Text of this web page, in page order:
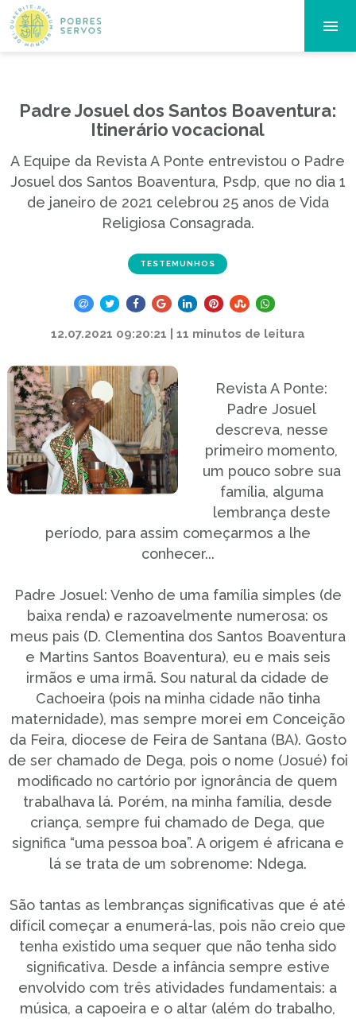
Padre Josuel dos Santos Boaventura:
Itinerário vocacional
A Equipe da Revista A Ponte entrevistou o Padre
Josuel dos Santos Boaventura, Psdp, que no dia 1
de janeiro de 2021 celebrou 25 anos de Vida
Religiosa Consagrada.
TESTEMUNHOS
12.07.2021 09:20:21 | 11 minutos de leitura
Revista A Ponte:
Padre Josuel
descreva, nesse
primeiro momento,
um pouco sobre sua
família, alguma
lembrança deste
período, para assim começarmos a lhe
conhecer...
Padre Josuel: Venho de uma família simples (de
baixa renda) e razoavelmente numerosa: os
meus pais (D. Clementina dos Santos Boaventura
e Martins Santos Boaventura), eu e mais seis
irmãos e uma irmã. Sou natural da cidade de
Cachoeira (pois na minha cidade não tinha
maternidade), mas sempre morei em Conceição
da Feira, diocese de Feira de Santana (BA). Gosto
de ser chamado de Dega, pois o nome (Josué) foi
modificado no cartório por ignorância de quem
trabalhava lá. Porém, na minha família, desde
criança, sempre fui chamado de Dega, que
significa “uma pessoa boa”. A origem é africana e
lá se trata de um sobrenome: Ndega.
São tantas as lembranças significativas que é até
difícil começar a enumerá-las, pois não creio que
tenha existido uma sequer que não tenha sido
significativa. Desde a infância sempre estive
envolvido com três atividades fundamentais: a
música, a capoeira e o altar (além do trabalho,